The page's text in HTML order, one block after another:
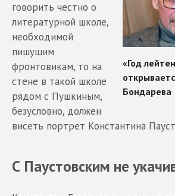
говорить честно о
литературной школе,
необходимой
пишущим
фронтовикам, то на
стене в такой школе
рядом с Пушкиным,
безусловно, должен
висеть портрет Константина
С Паустовским не